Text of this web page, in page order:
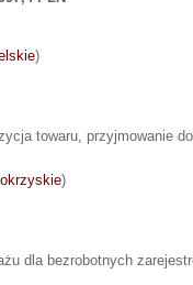
)
towaru, przyjmowanie
)
dla bezrobotnych